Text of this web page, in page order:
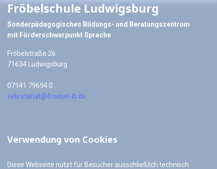
Fröbelschule Ludwigsburg
Sonderpädagogisches Bildungs- und Beratungszentrum
mit Förderschwerpunkt Sprache
Fröbelstraße 26
71634 Ludwigsburg
07141 79694 0
sekretariat@froebel-lb.de
Verwendung von Cookies
Diese Webseite nutzt für Besucher ausschließlich technisch